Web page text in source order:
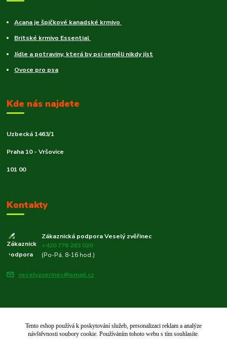
Acana je špičkové kanadské krmivo
Britské krmivo Essential
Jídle a potraviny, která by psi neměli nikdy jíst
Ovoce pro psa
Kde nás najdete
Uzbecká 1463/1
Praha 10 - Vršovice
101 00
Kontakty
Zákaznická podpora Veselý zvěřinec
+420 776 263 020
(Po-Pá, 8-16 hod.)
veselyzverinec@email.cz
© 2019–2026 Veselý zvěřinec 🐾 | Rodinný e-shop pro chovatele od roku
Tento eshop používá k poskytování služeb, personalizaci reklam a analýze
návštěvnosti soubory cookie. Používáním tohoto webu s tím souhlasíte.